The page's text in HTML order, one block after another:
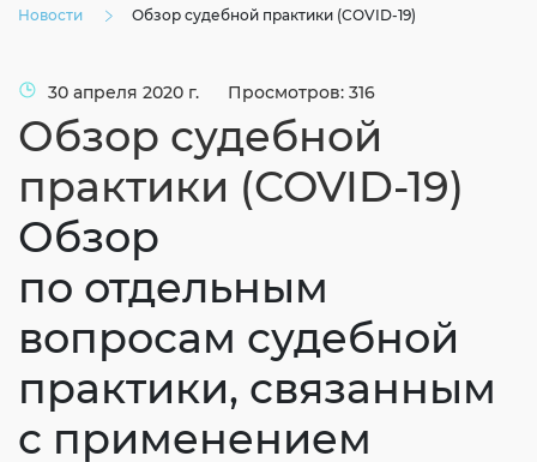
Новости Обзор судебной практики (COVID-19)
30 апреля 2020 г. Просмотров: 316
Обзор судебной
практики (COVID-19)
Обзор
по отдельным
вопросам судебной
практики, связанным
с применением
Загрузить файл
Согласие на обработку личных данных
Введите слово с картинки*: